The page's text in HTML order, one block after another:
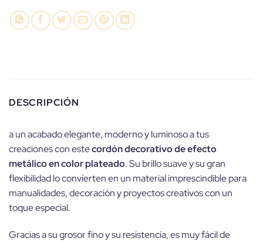
DESCRIPCIÓN
a un acabado elegante, moderno y luminoso a tus
creaciones con estecordón decorativo de efecto
metálico en color plateado. Su brillo suave y su gran
flexibilidad lo convierten en un material imprescindible para
manualidades, decoración y proyectos creativos con un
toque especial.
Gracias a su grosor fino y su resistencia, es muy fácil de